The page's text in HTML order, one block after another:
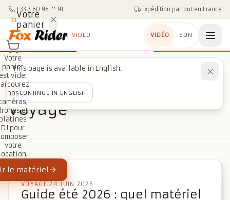
Aller au contenu
+33 7 60 98 21 91 Expédition partout en France
VIDEO VIDÉO SON
Accueil
RUBRIQUE
Voyage
VOYAGE·24 JUIN 2026
Guide été 2026 : quel matériel
Votre
panier
Votre
panier
vide.
nos
et
DJ pour
votre
le matériel
This page is available in English.
CONTINUE IN ENGLISH